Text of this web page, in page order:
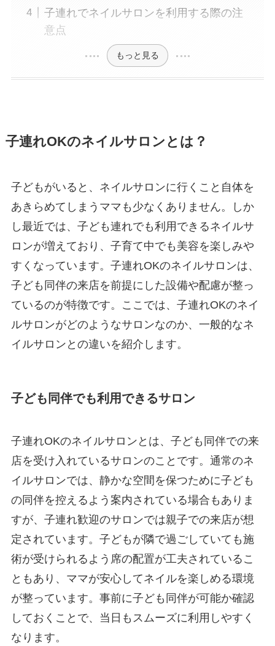
子連れでネイルサロンを利用する際の注
意点
もっと見る
子連れOKのネイルサロンとは？
子どもがいると、ネイルサロンに行くこと自体を
あきらめてしまうママも少なくありません。しか
し最近では、子ども連れでも利用できるネイルサ
ロンが増えており、子育て中でも美容を楽しみや
すくなっています。子連れOKのネイルサロンは、
子ども同伴の来店を前提にした設備や配慮が整っ
ているのが特徴です。ここでは、子連れOKのネイ
ルサロンがどのようなサロンなのか、一般的なネ
イルサロンとの違いを紹介します。
子ども同伴でも利用できるサロン
子連れOKのネイルサロンとは、子ども同伴での来
店を受け入れているサロンのことです。通常のネ
イルサロンでは、静かな空間を保つために子ども
の同伴を控えるよう案内されている場合もありま
すが、子連れ歓迎のサロンでは親子での来店が想
定されています。子どもが隣で過ごしていても施
術が受けられるよう席の配置が工夫されているこ
ともあり、ママが安心してネイルを楽しめる環境
が整っています。事前に子ども同伴が可能か確認
しておくことで、当日もスムーズに利用しやすく
なります。